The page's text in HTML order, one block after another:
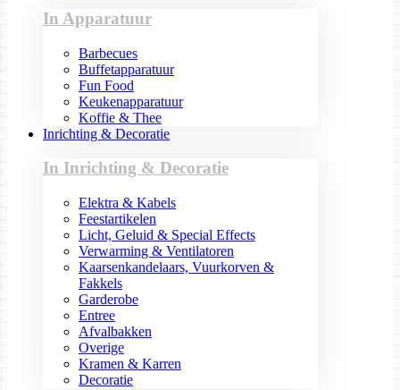
In Apparatuur
Barbecues
Buffetapparatuur
Fun Food
Keukenapparatuur
Koffie & Thee
Inrichting & Decoratie
In Inrichting & Decoratie
Elektra & Kabels
Feestartikelen
Licht, Geluid & Special Effects
Verwarming & Ventilatoren
Kaarsenkandelaars, Vuurkorven &
Fakkels
Garderobe
Entree
Afvalbakken
Overige
Kramen & Karren
Decoratie